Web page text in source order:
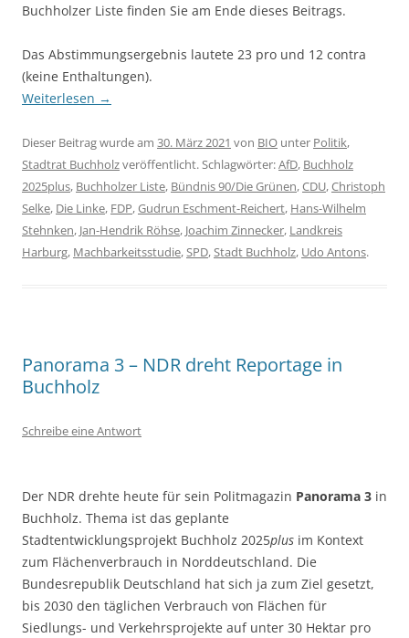
Buchholzer Liste finden Sie am Ende dieses Beitrags.
Das Abstimmungsergebnis lautete 23 pro und 12 contra
(keine Enthaltungen).
Weiterlesen →
Dieser Beitrag wurde am 30. März 2021 von BIO unter Politik,
Stadtrat Buchholzveröffentlicht. Schlagwörter:AfD, Buchholz
2025plus, Buchholzer Liste, Bündnis 90/Die Grünen,CDU,Christoph
Selke, Die Linke, FDP,Gudrun Eschment-Reichert, Hans-Wilhelm
Stehnken, Jan-Hendrik Röhse, Joachim Zinnecker, Landkreis
Harburg, Machbarkeitsstudie,SPD,Stadt Buchholz, Udo Antons.
Panorama 3 – NDR dreht Reportage in
Buchholz
Schreibe eine Antwort
Der NDR drehte heute für sein Politmagazin Panorama 3 in
Buchholz. Thema ist das geplante
Stadtentwicklungsprojekt Buchholz 2025plus im Kontext
zum Flächenverbrauch in Norddeutschland. Die
Bundesrepublik Deutschland hat sich ja zum Ziel gesetzt,
bis 2030 den täglichen Verbrauch von Flächen für
Siedlungs- und Verkehrsprojekte auf unter 30 Hektar pro